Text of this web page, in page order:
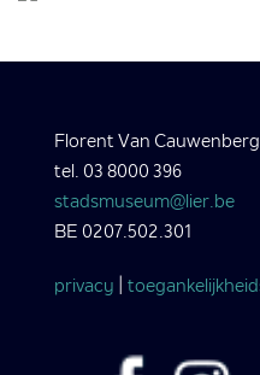
Florent Van
tel. 03 8000 396
stadsmuseum@lier.be
BE 0207.502.301
privacy